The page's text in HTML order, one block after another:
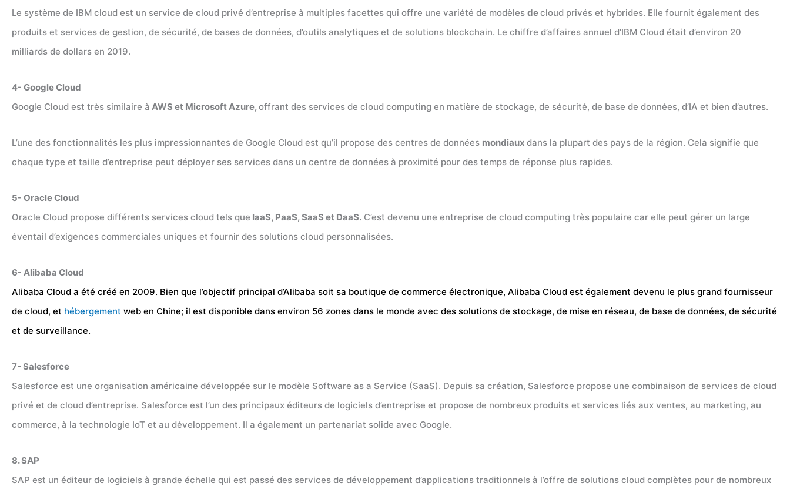
Le système de IBM cloud est un service de cloud privé d’entreprise à multiples facettes qui offre une variété de modèles decloud privés et hybrides. Elle fournit également des
produits et services de gestion, de sécurité, de bases de données, d’outils analytiques et de solutions blockchain. Le chiffre d’affaires annuel d’IBM Cloud était d’environ 20
milliards de dollars en 2019.
4- Google Cloud
Google Cloud est très similaire à AWS et Microsoft Azure,offrant des services de cloud computing en matière de stockage, de sécurité, de base de données, d’IA et bien d’autres.
L’une des fonctionnalités les plus impressionnantes de Google Cloud est qu’il propose des centres de données mondiaux dans la plupart des pays de la région. Cela signifie que
chaque type et taille d’entreprise peut déployer ses services dans un centre de données à proximité pour des temps de réponse plus rapides.
5- Oracle Cloud
Oracle Cloud propose différents services cloud tels que IaaS, PaaS, SaaS et DaaS. C’est devenu une entreprise de cloud computing très populaire car elle peut gérer un large
éventail d’exigences commerciales uniques et fournir des solutions cloud personnalisées.
6- Alibaba Cloud
Alibaba Cloud a été créé en 2009. Bien que l’objectif principal d’Alibaba soit sa boutique de commerce électronique, Alibaba Cloud est également devenu le plus grand fournisseur
de cloud, et hébergement web en Chine; il est disponible dans environ 56 zones dans le monde avec des solutions de stockage, de mise en réseau, de base de données, de sécurité
et de surveillance.
7- Salesforce
Salesforce est une organisation américaine développée sur le modèle Software as a Service (SaaS). Depuis sa création, Salesforce propose une combinaison de services de cloud
privé et de cloud d’entreprise. Salesforce est l’un des principaux éditeurs de logiciels d’entreprise et propose de nombreux produits et services liés aux ventes, au marketing, au
commerce, à la technologie IoT et au développement. Il a également un partenariat solide avec Google.
8. SAP
SAP est un éditeur de logiciels à grande échelle qui est passé des services de développement d’applications traditionnels à l’offre de solutions cloud complètes pour de nombreux